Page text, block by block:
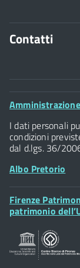
Contatti
Comune di
Palazzo
Piazza della
P.IVA
Posta
Footer
I dati personali
condizioni
dal d.lgs. 36/
Albo Pretorio
Footer
Widget
Firenze
patrimonio